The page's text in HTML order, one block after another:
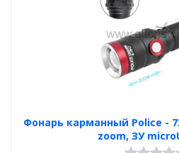
Фонарь карманный Poliсe -
zoom, ЗУ